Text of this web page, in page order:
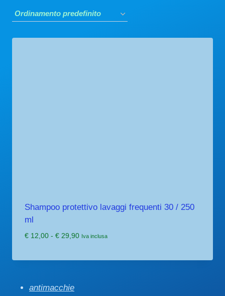
Shampoo protettivo lavaggi frequenti 30 / 250
ml
€12,00 - €29,90Fascia
Iva inclusa
antimacchie